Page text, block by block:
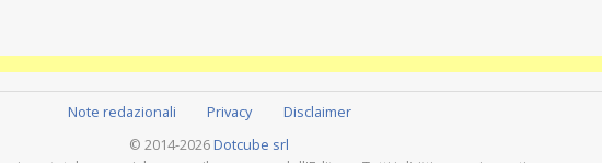
Note redazionali Privacy
Disclaimer
© 2014-2026 Dotcube srl